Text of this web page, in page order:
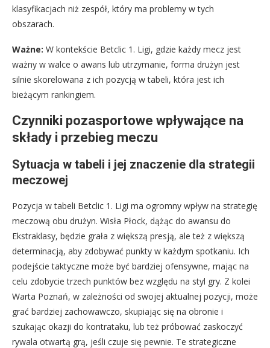
klasyfikacjach niż zespół, który ma problemy w tych
obszarach.
Ważne: W kontekście Betclic 1. Ligi, gdzie każdy mecz jest
ważny w walce o awans lub utrzymanie, forma drużyn jest
silnie skorelowana z ich pozycją w tabeli, która jest ich
bieżącym rankingiem.
Czynniki pozasportowe wpływające na
składy i przebieg meczu
Sytuacja w tabeli i jej znaczenie dla strategii
meczowej
Pozycja w tabeli Betclic 1. Ligi ma ogromny wpływ na strategię
meczową obu drużyn. Wisła Płock, dążąc do awansu do
Ekstraklasy, będzie grała z większą presją, ale też z większą
determinacją, aby zdobywać punkty w każdym spotkaniu. Ich
podejście taktyczne może być bardziej ofensywne, mając na
celu zdobycie trzech punktów bez względu na styl gry. Z kolei
Warta Poznań, w zależności od swojej aktualnej pozycji, może
grać bardziej zachowawczo, skupiając się na obronie i
szukając okazji do kontrataku, lub też próbować zaskoczyć
rywala otwartą grą, jeśli czuje się pewnie. Te strategiczne